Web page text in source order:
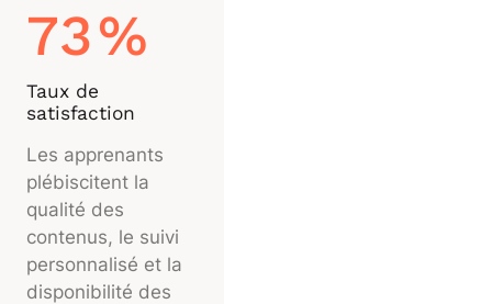
73%
Taux de
satisfaction
Les apprenants
plébiscitent la
qualité des
contenus, le suivi
personnalisé et la
disponibilité des